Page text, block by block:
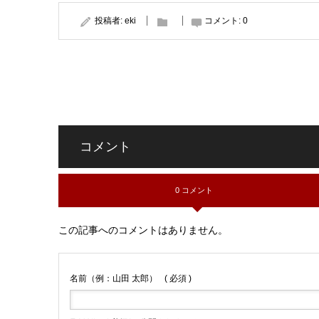
投稿者: eki コメント: 0
コメント
0 コメント
この記事へのコメントはありません。
名前（例：山田 太郎） ( 必須 )